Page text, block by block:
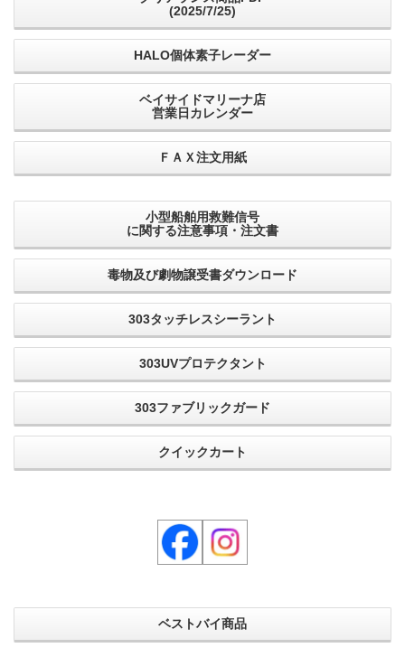
(2025/7/25)
HALO個体素子レーダー
ベイサイドマリーナ店
営業日カレンダー
ＦＡＸ注文用紙
小型船舶用救難信号
に関する注意事項・注文書
毒物及び劇物譲受書ダウンロード
303タッチレスシーラント
303UVプロテクタント
303ファブリックガード
クイックカート
ベストバイ商品